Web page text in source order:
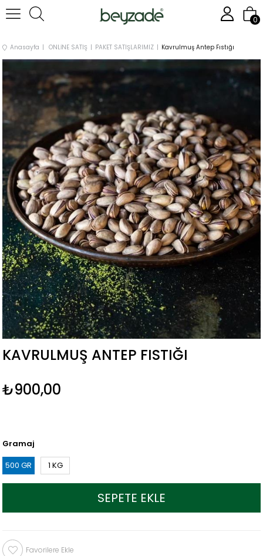
0
Anasayfa ONLİNE SATIŞ PAKET SATIŞLARIMIZ Kavrulmuş Antep Fıstığı
KAVRULMUŞ ANTEP FISTIĞI
₺900,00
Gramaj
500 GR
1 KG
Favorilere Ekle